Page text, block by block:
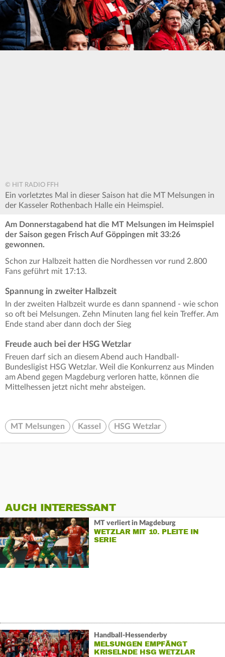
© HIT RADIO FFH
Ein vorletztes Mal in dieser Saison hat die MT Melsungen in
der Kasseler Rothenbach Halle ein Heimspiel.
Am Donnerstagabend hat die MT Melsungen im Heimspiel
der Saison gegen Frisch Auf Göppingen mit 33:26
gewonnen.
Schon zur Halbzeit hatten die Nordhessen vor rund 2.800
Fans geführt mit 17:13.
Spannung in zweiter Halbzeit
In der zweiten Halbzeit wurde es dann spannend - wie schon
so oft bei Melsungen. Zehn Minuten lang fiel kein Treffer. Am
Ende stand aber dann doch der Sieg
Freude auch bei der HSG Wetzlar
Freuen darf sich an diesem Abend auch Handball-
Bundesligist HSG Wetzlar. Weil die Konkurrenz aus Minden
am Abend gegen Magdeburg verloren hatte, können die
Mittelhessen jetzt nicht mehr absteigen.
MT Melsungen Kassel HSG Wetzlar
AUCH INTERESSANT
MT verliert in Magdeburg
WETZLAR MIT 10. PLEITE IN
SERIE
Handball-Hessenderby
MELSUNGEN EMPFÄNGT
KRISELNDE HSG WETZLAR